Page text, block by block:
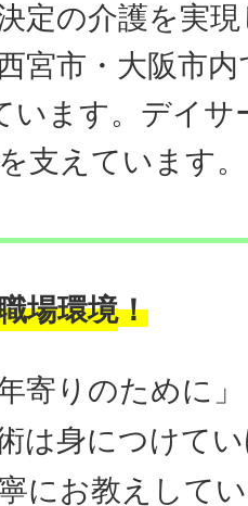
定の介護を実
宮市・大阪市
います。デイ
支えています。
場環境！
寄りのために
は身につけて
にお教えして